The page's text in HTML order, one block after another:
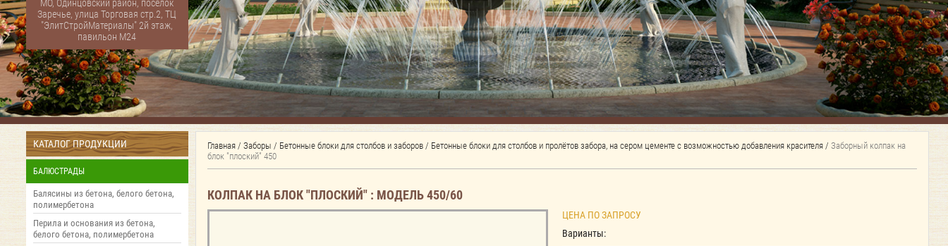
МО, Одинцовский район, посёлок
Заречье, улица Торговая стр.2, ТЦ
"ЭлитСтройМатериалы" 2й этаж,
павильон М24
КАТАЛОГ ПРОДУКЦИИ
БАЛЮСТРАДЫ
Балясины из бетона, белого бетона,
полимербетона
Перила и основания из бетона,
белого бетона, полимербетона
Главная / Заборы / Бетонные блоки для столбов и заборов / Бетонные блоки для столбов и пролётов забора, на сером цементе с возможностью добавления красителя / Заборный колпак на
блок "плоский" 450
КОЛПАК НА БЛОК "ПЛОСКИЙ" : МОДЕЛЬ 450/60
ЦЕНА ПО ЗАПРОСУ
Варианты: